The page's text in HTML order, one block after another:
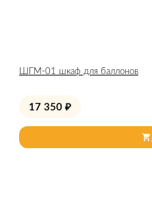
ШГМ-01 шкаф для баллонов
17 350 ₽